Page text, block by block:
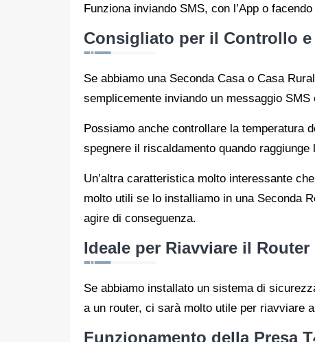
Funziona inviando SMS, con l’App o
Consigliato per il Controllo
Se abbiamo una Seconda Casa o Casa
semplicemente inviando un messaggio
Possiamo anche controllare la temperatura
spegnere il riscaldamento quando
Un’altra caratteristica molto interessante
molto utili se lo installiamo in una Seconda
agire di conseguenza.
Ideale per Riavviare il Router
Se abbiamo installato un sistema di
a un router, ci sarà molto utile per riavviare
Funzionamento della Presa